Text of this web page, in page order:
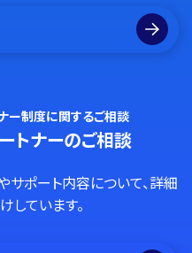
ー制度に関するご相談
トナーのご相談
ポート内容について、詳細
ています。